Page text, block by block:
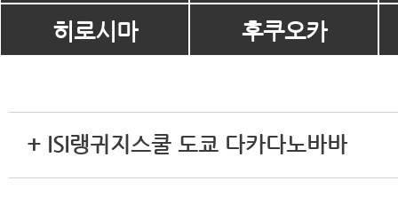
히로시마
후쿠오카
+ ISI랭귀지스쿨 도쿄 다카다노바바